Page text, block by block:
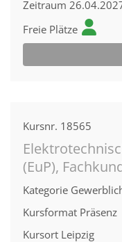
Zeitraum
Freie Plätze
Kursnr. 18565
(EuP),
Kategorie
Kursformat Präsenz
Kursort Leipzig